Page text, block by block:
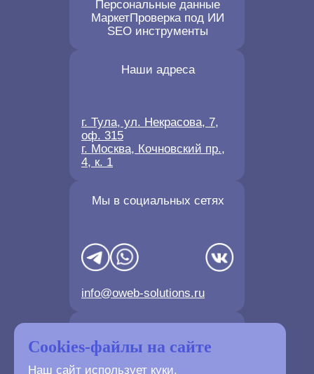
Cookies-файлы на сайте
Наш сайт использует куки.
Персональные данные
МаркетПроверка под ИИ
SEO инструменты
Мы в социальных сетях
info@oweb-solutions.ru
Наши адреса
г. Тула, ул. Некрасова, 7,
оф. 315
г. Москва, Кочновский пр.,
4, к. 1